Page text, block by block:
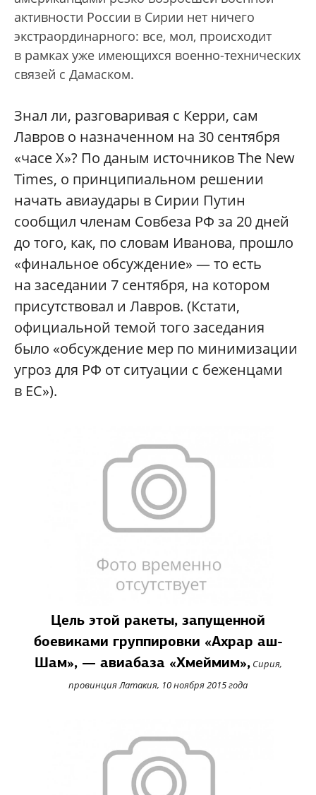
активности России в Сирии нет ничего
экстраординарного: все, мол, происходит
в рамках уже имеющихся военно-технических
связей с Дамаском.
Знал ли, разговаривая с Керри, сам
Лавров о назначенном на 30 сентября
«часе X»? По даным источников The New
Times, о принципиальном решении
начать авиаудары в Сирии Путин
сообщил членам Совбеза РФ за 20 дней
до того, как, по словам Иванова, прошло
«финальное обсуждение» — то есть
на заседании 7 сентября, на котором
присутствовал и Лавров. (Кстати,
официальной темой того заседания
было «обсуждение мер по минимизации
угроз для РФ от ситуации с беженцами
в ЕС»).
Цель этой ракеты, запущенной
боевиками группировки «Ахрар аш-
Шам», — авиабаза «Хмеймим», Сирия,
провинция Латакия, 10 ноября 2015 года